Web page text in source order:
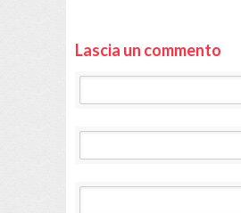
Lascia un commento